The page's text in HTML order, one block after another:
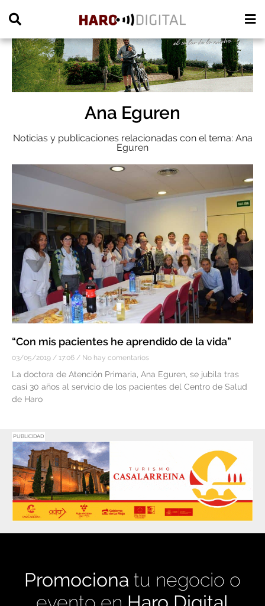
Ana Eguren
Noticias y publicaciones relacionadas con el tema: Ana
Eguren
“Con mis pacientes he aprendido de la vida”
03/05/2019 17:06 No hay comentarios
La doctora de Atención Primaria, Ana Eguren, se jubila tras
casi 30 años al servicio de los pacientes del Centro de Salud
de Haro
PUBLICIDAD
Promociona tu negocio o